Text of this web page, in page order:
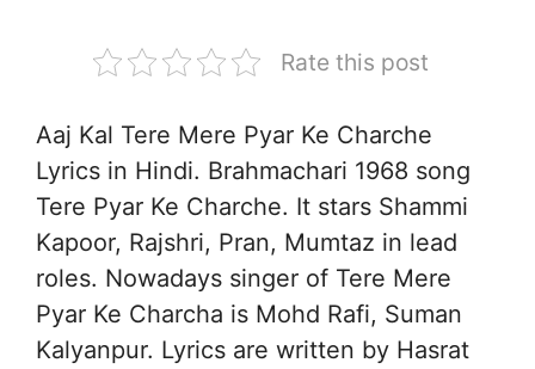
Rate this post
Aaj Kal Tere Mere Pyar Ke Charche
Lyrics in Hindi. Brahmachari 1968 song
Tere Pyar Ke Charche. It stars Shammi
Kapoor, Rajshri, Pran, Mumtaz in lead
roles. Nowadays singer of Tere Mere
Pyar Ke Charcha is Mohd Rafi, Suman
Kalyanpur. Lyrics are written by Hasrat